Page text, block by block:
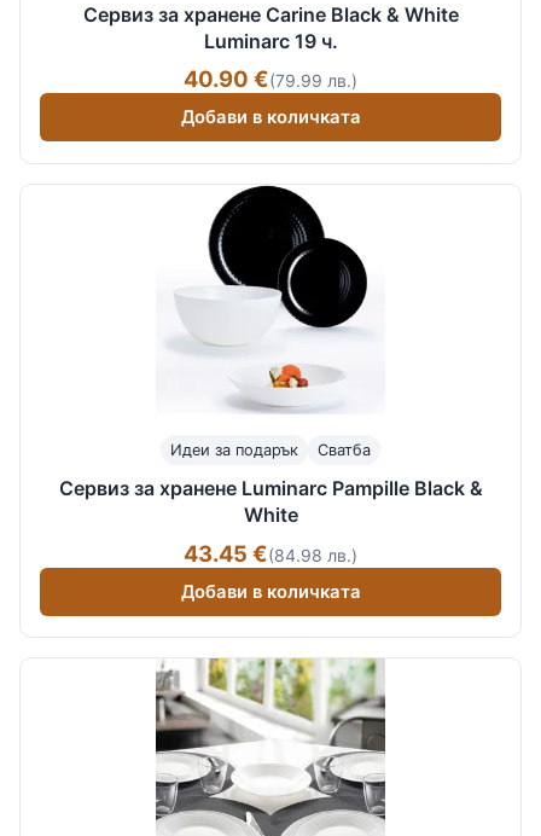
Сервиз за хранене Carine Black & White
Luminarc 19 ч.
40.90 €(79.99 лв.)
Добави в количката
Идеи за подарък Сватба
Сервиз за хранене Luminarc Pampille Black &
White
43.45 €(84.98 лв.)
Добави в количката